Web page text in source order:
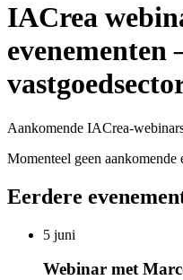
IACrea
Aankomende IACrea-
Momenteel geen
Eerdere
5 juni
Webinar met